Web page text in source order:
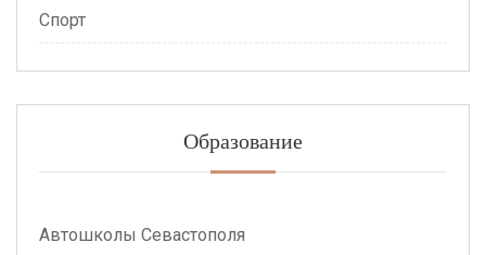
Спорт
Образование
Автошколы Севастополя